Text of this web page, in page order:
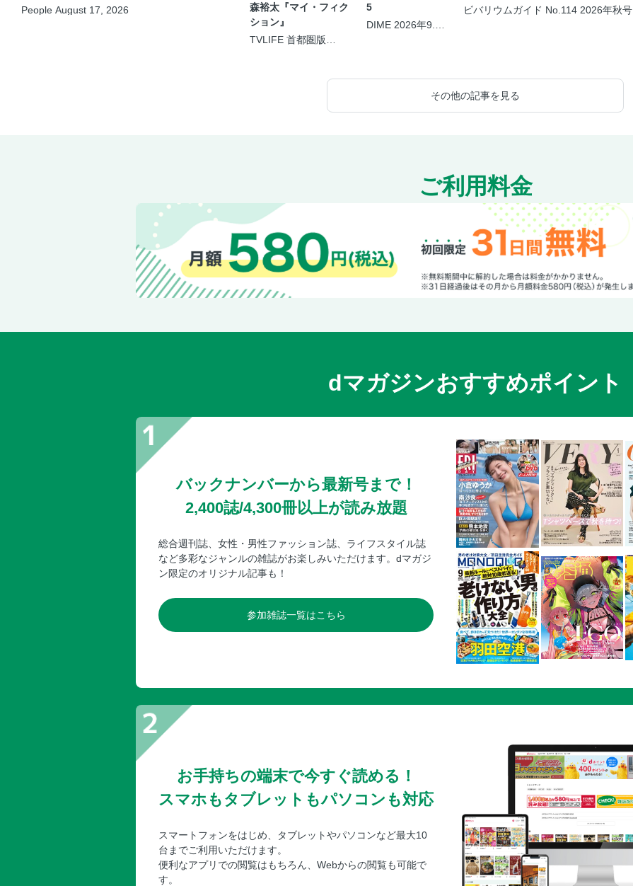
People August 17, 2026
森裕太『マイ・フィク
ション』
TVLIFE 首都圏版
5
DIME 2026年9.5
ビバリウムガイド No.114 2026年秋号
その他の記事を見る
ご利用料金
dマガジンおすすめポイント
バックナンバーから最新号まで！
2,400誌/4,300冊以上が読み放題
総合週刊誌、女性・男性ファッション誌、ライフスタイル誌
など多彩なジャンルの雑誌がお楽しみいただけます。dマガジ
ン限定のオリジナル記事も！
参加雑誌一覧はこちら
お手持ちの端末で今すぐ読める！
スマホもタブレットもパソコンも対応
スマートフォンをはじめ、タブレットやパソコンなど最大10
台までご利用いただけます。
便利なアプリでの閲覧はもちろん、Webからの閲覧も可能で
す。